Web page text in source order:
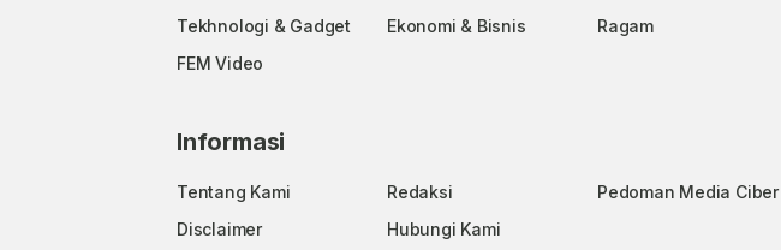
Tekhnologi & Gadget
Ekonomi & Bisnis
Ragam
FEM Video
Informasi
Tentang Kami Redaksi
Pedoman Media Ciber
Disclaimer
Hubungi Kami